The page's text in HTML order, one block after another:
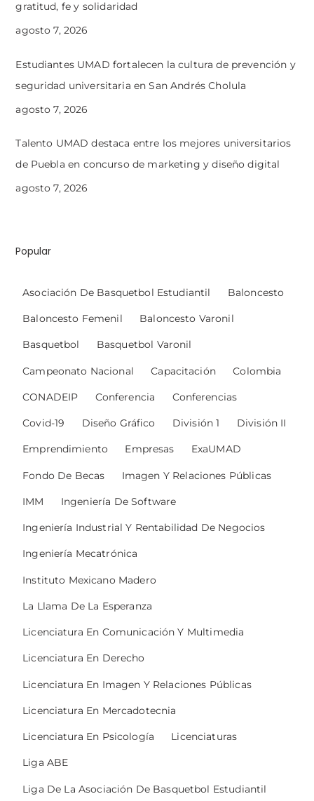
gratitud, fe y solidaridad
agosto 7, 2026
Estudiantes UMAD fortalecen la cultura de prevención y
seguridad universitaria en San Andrés Cholula
agosto 7, 2026
Talento UMAD destaca entre los mejores universitarios
de Puebla en concurso de marketing y diseño digital
agosto 7, 2026
Popular
Asociación De Basquetbol Estudiantil Baloncesto
Baloncesto Femenil Baloncesto Varonil
Basquetbol Basquetbol Varonil
Campeonato Nacional Capacitación Colombia
CONADEIP Conferencia Conferencias
Covid-19 Diseño Gráfico División 1 División II
Emprendimiento Empresas ExaUMAD
Fondo De Becas Imagen Y Relaciones Públicas
IMM Ingeniería De Software
Ingeniería Industrial Y Rentabilidad De Negocios
Ingeniería Mecatrónica
Instituto Mexicano Madero
La Llama De La Esperanza
Licenciatura En Comunicación Y Multimedia
Licenciatura En Derecho
Licenciatura En Imagen Y Relaciones Públicas
Licenciatura En Mercadotecnia
Licenciatura En Psicología Licenciaturas
Liga ABE
Liga De La Asociación De Basquetbol Estudiantil